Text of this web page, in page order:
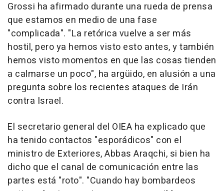
Grossi ha afirmado durante una rueda de prensa
que estamos en medio de una fase
"complicada". "La retórica vuelve a ser más
hostil, pero ya hemos visto esto antes, y también
hemos visto momentos en que las cosas tienden
a calmarse un poco", ha argüido, en alusión a una
pregunta sobre los recientes ataques de Irán
contra Israel.
El secretario general del OIEA ha explicado que
ha tenido contactos "esporádicos" con el
ministro de Exteriores, Abbas Araqchi, si bien ha
dicho que el canal de comunicación entre las
partes está "roto". "Cuando hay bombardeos